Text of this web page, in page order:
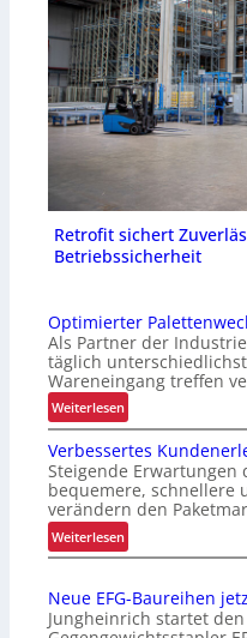
Retrofit sichert
Betriebssicherheit
Optimierter
Als Partner der
täglich
Wareneingang treffen
Weiterlesen:
O
p
t
i
m
i
r
t
e
Verbessertes
Steigende Erwartungen
bequemere, schnellere
verändern den
Weiterlesen:
V
r
b
Neue EFG-Baureihen
Jungheinrich startet